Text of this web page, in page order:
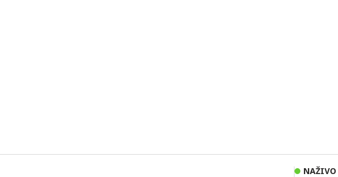
NAŽIVO